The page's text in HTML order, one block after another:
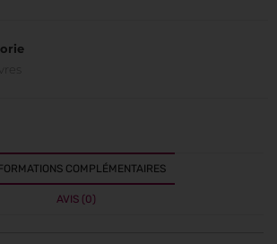
COMPLÉMENTAIRES
AVIS (0)